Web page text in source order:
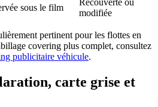
sous le film
Recouverte ou
modifiée
pertinent pour les flottes en
covering plus complet, consultez
publicitaire véhicule.
carte grise et